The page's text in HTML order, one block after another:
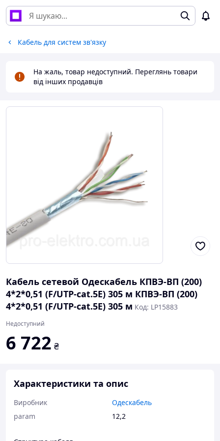
Кабель для систем зв'язку
На жаль, товар недоступний. Переглянь товари
від інших продавців
Кабель сетевой Одескабель КПВЭ-ВП (200)
4*2*0,51 (F/UTP-cat.5E) 305 м КПВЭ-ВП (200)
4*2*0,51 (F/UTP-cat.5E) 305 м Код: LP15883
Недоступний
6 722 ₴
Характеристики та опис
Виробник
Одескабель
param
12,2